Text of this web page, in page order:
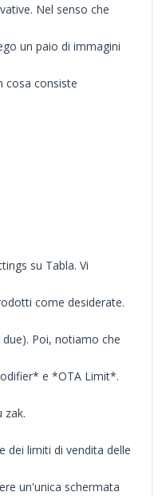
Nel senso che
un paio di immagini
cosa consiste
su Tabla. Vi
come desiderate.
Poi, notiamo che
e *OTA Limit*.
zak.
dei limiti di vendita delle
un'unica schermata